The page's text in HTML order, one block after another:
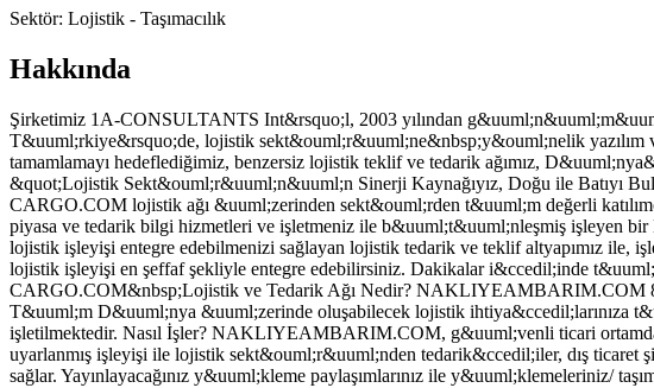
Sektör: Lojistik - Taşımacılık
Hakkında
Şirketimiz 1A-CONSULTANTS Int&rsquo;l, 2003 yılından
T&uuml;rkiye&rsquo;de, lojistik sekt&ouml;r&uuml;ne&nbsp;y&ouml;nelik yazılım
tamamlamayı hedeflediğimiz, benzersiz lojistik teklif ve tedarik ağımız,
&quot;Lojistik Sekt&ouml;r&uuml;n&uuml;n Sinerji Kaynağıyız, Doğu ile Batıyı
CARGO.COM lojistik ağı &uuml;zerinden sekt&ouml;rden t&uuml;m değerli
piyasa ve tedarik bilgi hizmetleri ve işletmeniz ile b&uuml;t&uuml;nleşmiş işleyen
lojistik işleyişi entegre edebilmenizi sağlayan lojistik tedarik ve teklif altyapımız ile,
lojistik işleyişi en şeffaf şekliyle entegre edebilirsiniz. Dakikalar i&ccedil;inde
CARGO.COM&nbsp;Lojistik ve Tedarik Ağı Nedir? NAKLIYEAMBARIM.COM
T&uuml;m D&uuml;nya &uuml;zerinde oluşabilecek lojistik ihtiya&ccedil;larınıza
işletilmektedir. Nasıl İşler? NAKLIYEAMBARIM.COM, g&uuml;venli ticari
uyarlanmış işleyişi ile lojistik sekt&ouml;r&uuml;nden tedarik&ccedil;iler, dış ticaret
sağlar. Yayınlayacağınız y&uuml;kleme paylaşımlarınız ile y&uuml;klemeleriniz/